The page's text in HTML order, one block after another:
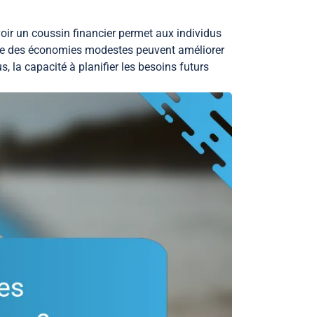
un coussin financier permet aux individus
des économies modestes peuvent améliorer
la capacité à planifier les besoins futurs